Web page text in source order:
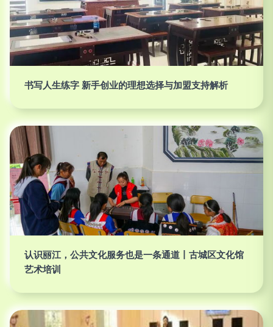
书写人生练字 新手创业的理想选择与加盟支持解析
认识丽江，公共文化服务也是一条通道丨古城区文化馆
艺术培训